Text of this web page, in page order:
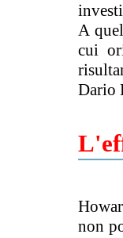
A
cui
Dario
non